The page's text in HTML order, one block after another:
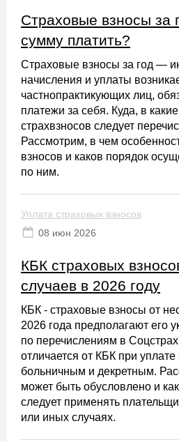
Страховые взносы за
сумму платить?
Страховые взносы за год —
начисления и уплаты
частнопрактикующих лиц,
платежи за себя. Куда, в
страхвзносов следует
Рассмотрим, в чем
взносов и каков порядок
по ним.
Уплата страховых взносов
08 июн 2026
КБК страховых
случаев в 2026 году
КБК - страховые взносы от
2026 года предполагают его
по перечислениям в
отличается от КБК при уплате
больничным и декретным.
может быть обусловлено и
следует применять
или иных случаях.